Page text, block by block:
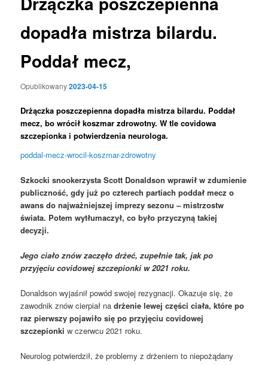
dopadła mistrza bilardu.
Poddał mecz,
Opublikowany2023-04-15
Drżączka poszczepienna dopadła mistrza bilardu. Poddał
mecz, bo wrócił koszmar zdrowotny. W tle covidowa
szczepionka i potwierdzenia neurologa.
poddal-mecz-wrocil-koszmar-zdrowotny
Szkocki snookerzysta Scott Donaldson wprawił w zdumienie
publiczność, gdy już po czterechpartiach poddał mecz o
awans do najważniejszej imprezy sezonu – mistrzostw
świata. Potem wytłumaczył, co było przyczyną takiej
decyzji.
Jego ciało znów zaczęło drżeć, zupełnie tak, jak po
przyjęciu covidowej szczepionki w 2021 roku.
Donaldson wyjaśnił powód swojej rezygnacji. Okazuje się, że
zawodnik znów cierpiał nadrżenie lewej części ciała, które po
raz pierwszy pojawiło się po przyjęciu covidowej
szczepionkiw czerwcu 2021 roku.
Neurolog potwierdził, że problemy z drżeniem to niepożądany